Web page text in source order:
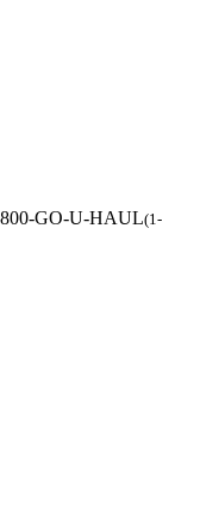
800-GO-U-HAUL(1-